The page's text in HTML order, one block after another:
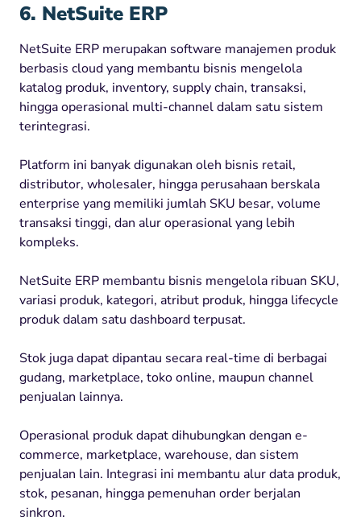
6. NetSuite ERP
NetSuite ERP merupakan software manajemen produk
berbasis cloud yang membantu bisnis mengelola
katalog produk, inventory, supply chain, transaksi,
hingga operasional multi-channel dalam satu sistem
terintegrasi.
Platform ini banyak digunakan oleh bisnis retail,
distributor, wholesaler, hingga perusahaan berskala
enterprise yang memiliki jumlah SKU besar, volume
transaksi tinggi, dan alur operasional yang lebih
kompleks.
NetSuite ERP membantu bisnis mengelola ribuan SKU,
variasi produk, kategori, atribut produk, hingga lifecycle
produk dalam satu dashboard terpusat.
Stok juga dapat dipantau secara real-time di berbagai
gudang, marketplace, toko online, maupun channel
penjualan lainnya.
Operasional produk dapat dihubungkan dengan e-
commerce, marketplace, warehouse, dan sistem
penjualan lain. Integrasi ini membantu alur data produk,
stok, pesanan, hingga pemenuhan order berjalan
sinkron.